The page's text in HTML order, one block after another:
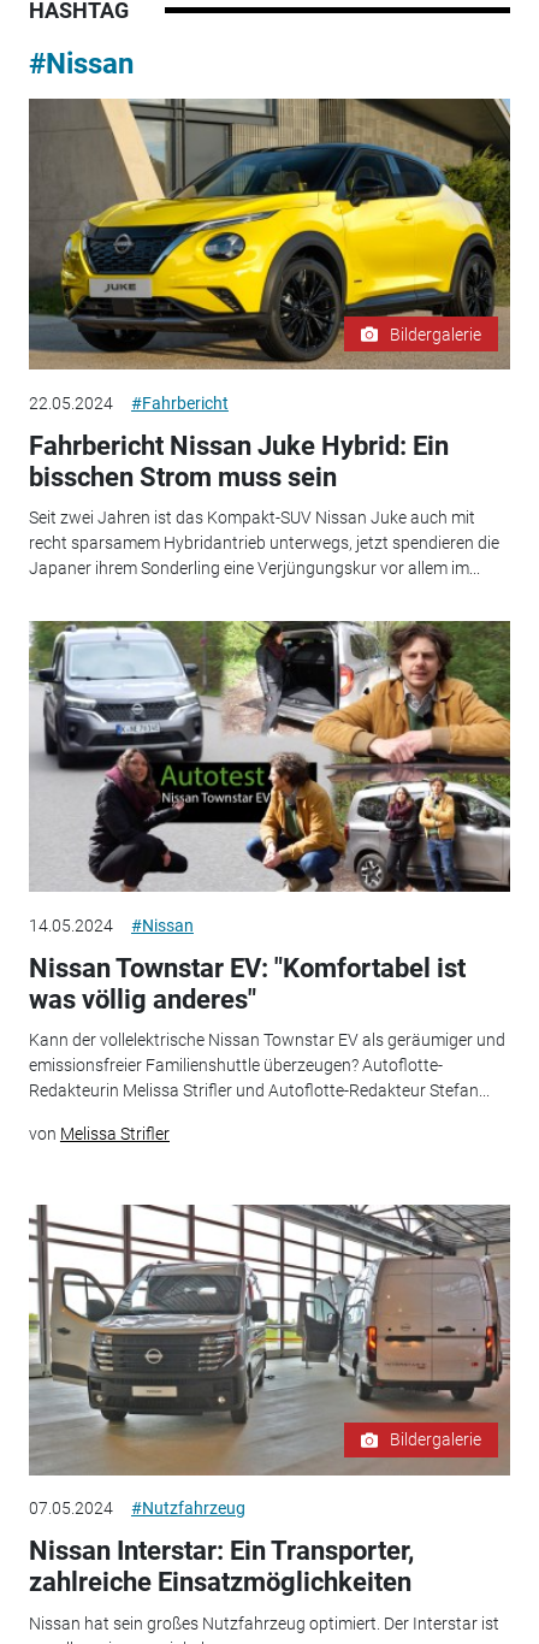
HASHTAG
#Nissan
Bildergalerie
22.05.2024 #Fahrbericht
Fahrbericht Nissan Juke Hybrid: Ein
bisschen Strom muss sein
Seit zwei Jahren ist das Kompakt-SUV Nissan Juke auch mit
recht sparsamem Hybridantrieb unterwegs, jetzt spendieren die
Japaner ihrem Sonderling eine Verjüngungskur vor allem im...
14.05.2024 #Nissan
Nissan Townstar EV: "Komfortabel ist
was völlig anderes"
Kann der vollelektrische Nissan Townstar EV als geräumiger und
emissionsfreier Familienshuttle überzeugen? Autoflotte-
Redakteurin Melissa Strifler und Autoflotte-Redakteur Stefan...
von Melissa Strifler
Bildergalerie
07.05.2024 #Nutzfahrzeug
Nissan Interstar: Ein Transporter,
zahlreiche Einsatzmöglichkeiten
Nissan hat sein großes Nutzfahrzeug optimiert. Der Interstar ist